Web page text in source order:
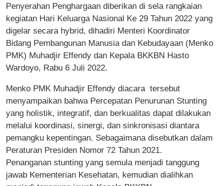
Penyerahan Penghargaan diberikan di sela rangkaian
kegiatan Hari Keluarga Nasional Ke 29 Tahun 2022 yang
digelar secara hybrid, dihadiri Menteri Koordinator
Bidang Pembangunan Manusia dan Kebudayaan (Menko
PMK) Muhadjir Effendy dan Kepala BKKBN Hasto
Wardoyo, Rabu 6 Juli 2022.
Menko PMK Muhadjir Effendy diacara tersebut
menyampaikan bahwa Percepatan Penurunan Stunting
yang holistik, integratif, dan berkualitas dapat dilakukan
melalui koordinasi, sinergi, dan sinkronisasi diantara
pemangku kepentingan. Sebagaimana disebutkan dalam
Peraturan Presiden Nomor 72 Tahun 2021.
Penanganan stunting yang semula menjadi tanggung
jawab Kementerian Kesehatan, kemudian dialihkan